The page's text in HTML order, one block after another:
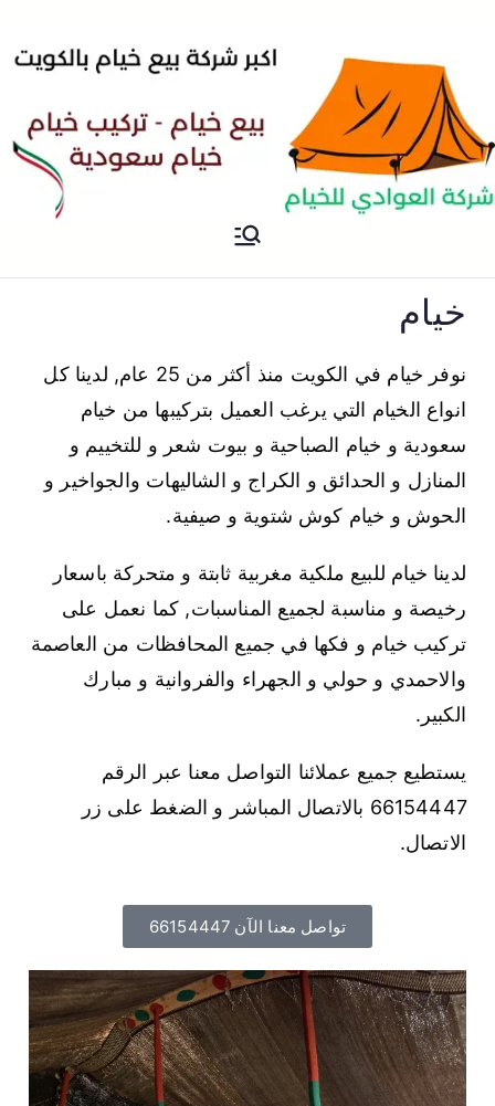
خيام
خيام
نوفر خيام في الكويت منذ أكثر من 25 عام, لدينا كل
انواع الخيام التي يرغب العميل بتركيبها من خيام
سعودية و خيام الصباحية و بيوت شعر و للتخييم و
المنازل و الحدائق و الكراج و الشاليهات والجواخير و
الحوش و خيام كوش شتوية و صيفية.
لدينا خيام للبيع ملكية مغربية ثابتة و متحركة باسعار
رخيصة و مناسبة لجميع المناسبات, كما نعمل على
تركيب خيام و فكها في جميع المحافظات من العاصمة
والاحمدي و حولي و الجهراء والفروانية و مبارك
الكبير.
يستطيع جميع عملائنا التواصل معنا عبر الرقم
66154447 بالاتصال المباشر و الضغط على زر
الاتصال.
تواصل معنا الآن 66154447